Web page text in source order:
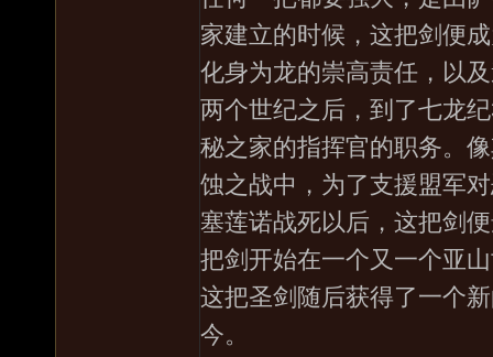
家建立的时候，这把剑便
化身为龙的崇高责任，以
两个世纪之后，到了七龙
秘之家的指挥官的职务。
蚀之战中，为了支援盟军
塞莲诺战死以后，这把剑
把剑开始在一个又一个亚
这把圣剑随后获得了一个
今。